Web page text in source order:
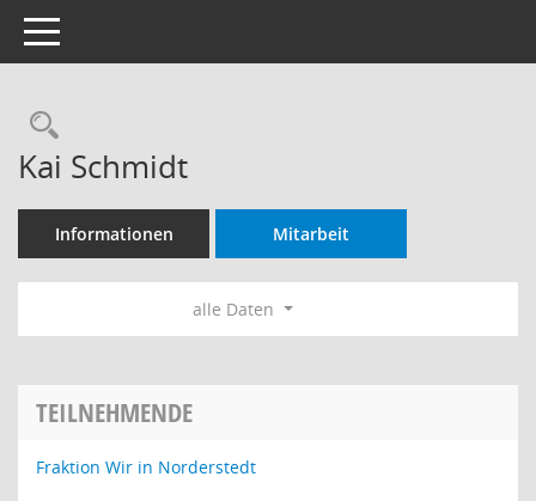
Toggle navigation
Rechercheauswahl
Kai Schmidt
Informationen Mitarbeit
alle Daten
TEILNEHMENDE
Fraktion Wir in Norderstedt